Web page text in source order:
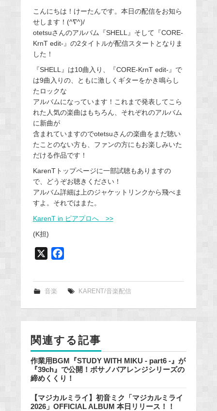
こんにちは！けーたんです。本日の配信をお知ら
せします！(^∇^)/
otetsuさんのアルバム『SHELL』そして『CORE-
KrnT edit-』の2タイトルが配信スタートとなりま
した！
『SHELL』は10曲入り、『CORE-KrnT edit-』で
は9曲入りの、ともに激しくギターをかき鳴らし
たロックな
アルバムになっています！これまで発表してこら
れた人気の楽曲はもちろん、それぞれのアルバム
に新曲が
含まれていますのでotetsuさんの楽曲をまだ聴い
たことのない方も、ファンの方にもお楽しみいた
だける作品です！
KarenTトップページに一部試聴もありますの
で、どうぞお聴きください！
アルバム詳細は上のジャケットリンクから飛べま
すよ。それではまた。
KarenT in ピアプロへ >>
(K担)
e
k
音楽 KARENT/音楽配信
関連する記事
作業用BGM『STUDY WITH MIKU - part6 -』が
『39ch』で公開！ボサノバアレンジシリーズの
締めくくり！
【マジカルミライ】初音ミク「マジカルミライ
2026」OFFICIAL ALBUM 本日リリース！！